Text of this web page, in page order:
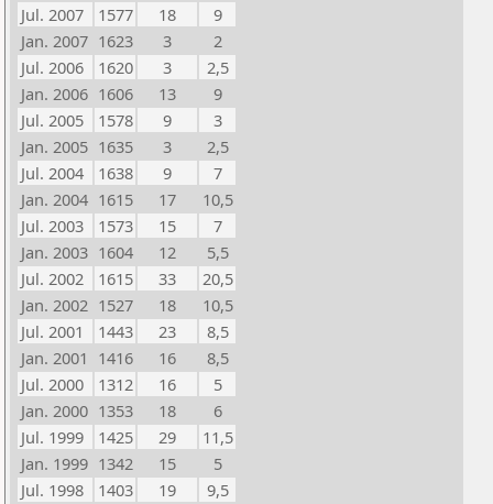
Jul. 2007
1577 18
9
Jan. 2007 1623 3
2
Jul. 2006
1620 3
2,5
Jan. 2006 1606 13
9
Jul. 2005
1578 9
3
Jan. 2005 1635 3
2,5
Jul. 2004
1638 9
7
Jan. 2004 1615 17
10,5
Jul. 2003
1573 15
7
Jan. 2003 1604 12
5,5
Jul. 2002
1615 33
20,5
Jan. 2002 1527 18
10,5
Jul. 2001
1443 23
8,5
Jan. 2001 1416 16
8,5
Jul. 2000
1312 16
5
Jan. 2000 1353 18
6
Jul. 1999
1425 29
11,5
Jan. 1999 1342 15
5
Jul. 1998
1403 19
9,5